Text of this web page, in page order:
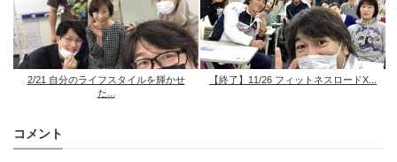
2/21 自分のライフスタイルを輝かせ
た...
【終了】11/26 フィットネスロードX...
コメント